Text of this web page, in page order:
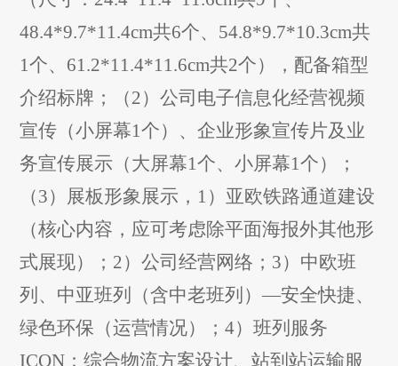
48.4*9.7*11.4cm共6个、 54.8*9.7*10.3cm共
1个、 61.2*11.4*11.6cm共2个）
，配备箱型
介绍标牌 ；（2）公司电子信息化经营视频
宣传（小屏幕1个）、企业形象宣传片及业
务宣传展示（大屏幕1个、小屏幕1个）
；
（3）展板形象展示， 1 ） 亚欧铁路通道建设
（核心内容，应可考虑除平面海报外其他形
式展现）； 2） 公司经营网络； 3） 中欧班
列 、中亚班列（含中老班列） —安全快捷、
绿色环保（运营情况）； 4） 班列服务
ICON：综合物流方案设计、站到站运输服